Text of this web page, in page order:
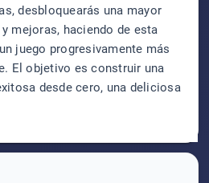
desbloquearás una mayor
mejoras, haciendo de esta
un juego progresivamente más
El objetivo es construir una
desde cero, una deliciosa